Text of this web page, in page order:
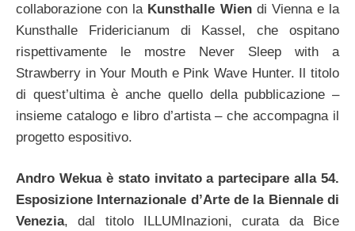
collaborazione con la Kunsthalle Wiendi Vienna e la
Kunsthalle Fridericianum di Kassel, che ospitano
rispettivamente le mostre Never Sleep with a
Strawberry in Your Mouth e Pink Wave Hunter. Il titolo
di quest’ultima è anche quello della pubblicazione –
insieme catalogo e libro d’artista – che accompagna il
progetto espositivo.
Andro Wekua è stato invitato a partecipare alla 54.
Esposizione Internazionale d’Arte de la Biennale di
Venezia, dal titolo ILLUMInazioni, curata da Bice